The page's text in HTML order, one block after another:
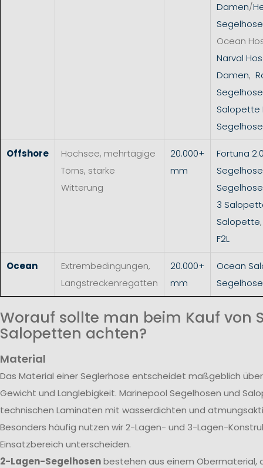
Damen/
Ocean
Narval
Damen,
Segelhose
Salopette
Segelhose
Offshore
Hochsee, mehrtägige
Törns, starke
Witterung
20.000+
mm
Fortuna
Segelhose
3
Salopette
F2L
Ocean
Extrembedingungen,
Langstreckenregatten
20.000+
mm
Ocean
Segelhose
Worauf sollte man beim Kauf von
Salopetten achten?
Material
Das Material einer Seglerhose entscheidet maßgeblich
Gewicht und Langlebigkeit. Marinepool Segelhosen und
technischen Laminaten mit wasserdichten und
Besonders häufig nutzen wir 2-Lagen- und 3-Lagen-
Einsatzbereich unterscheiden.
2-Lagen-Segelhosenbestehen aus einem Obermaterial,